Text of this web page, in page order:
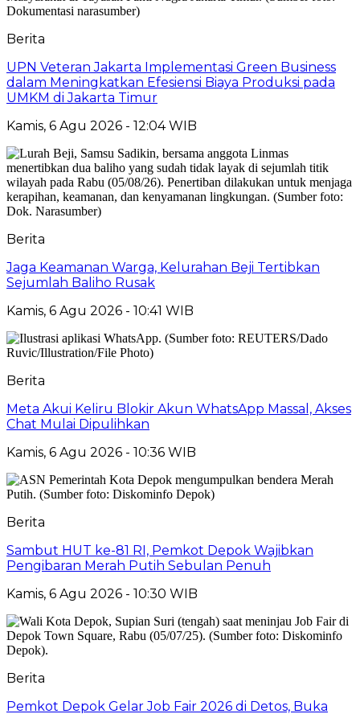
Berita
UPN Veteran Jakarta Implementasi Green Business
dalam Meningkatkan Efesiensi Biaya Produksi pada
UMKM di Jakarta Timur
Kamis, 6 Agu 2026 - 12:04 WIB
Berita
Jaga Keamanan Warga, Kelurahan Beji Tertibkan
Sejumlah Baliho Rusak
Kamis, 6 Agu 2026 - 10:41 WIB
Berita
Meta Akui Keliru Blokir Akun WhatsApp Massal, Akses
Chat Mulai Dipulihkan
Kamis, 6 Agu 2026 - 10:36 WIB
Berita
Sambut HUT ke-81 RI, Pemkot Depok Wajibkan
Pengibaran Merah Putih Sebulan Penuh
Kamis, 6 Agu 2026 - 10:30 WIB
Berita
Pemkot Depok Gelar Job Fair 2026 di Detos, Buka